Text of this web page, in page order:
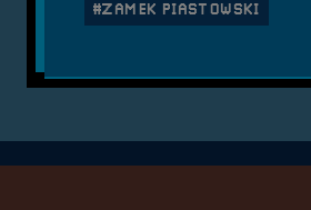
#ZAMEK PIASTOWSKI